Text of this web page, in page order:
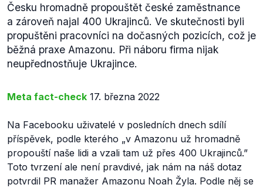
Česku hromadně propouštět české zaměstnance
a zároveň najal 400 Ukrajinců. Ve skutečnosti byli
propuštěni pracovníci na dočasných pozicích, což je
běžná praxe Amazonu. Při náboru firma nijak
neupřednostňuje Ukrajince.
Meta fact-check 17. března 2022
Na Facebooku uživatelé v posledních dnech sdílí
příspěvek, podle kterého „v Amazonu už hromadně
propouští naše lidi a vzali tam už přes 400 Ukrajinců.”
Toto tvrzení ale není pravdivé, jak nám na náš dotaz
potvrdil PR manažer Amazonu Noah Žyla. Podle něj se